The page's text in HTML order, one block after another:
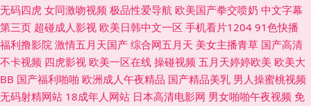
美人妖网站 日日操夜夜撸 性爱探花 3级片第一页 91网亚洲蜜桃 av男女激情
超碰人妻主页 国产传媒第三页 老司机网址 人人超碰干 深夜久久麻豆精品 午
夜影院啊啊 2026超碰 91香蕉在线网站 www福利区一区 福利姬91 国精品伦
无码四虎 女同激吻视频 极品性爱导航 欧美国产拳交喷奶 中文字幕
第三页 超碰成人影视 欧美日韩中文一区 手机看片1204 91色快播
福利撸影院 激情五月天国产 综合网五月天 美女主播青草 国产高清
不卡视频 四虎影视 欧美一区在线 操碰视频 五月天婷婷欧美 欧美大
BB 国产福利啪啪 欧洲成人午夜精品 国产精品美乳 男人操蜜桃视频
无码射精网站 18成年人网站 日本高清电影网 男女啪啪午夜视频 免